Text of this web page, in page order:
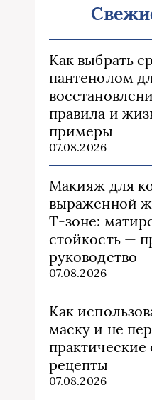
Как выбрать
пантенолом
правила и
примеры
07.08.2026
Макияж для
выраженной
Т‑зоне:
стойкость —
руководство
07.08.2026
Как
маску и не
практические
рецепты
07.08.2026